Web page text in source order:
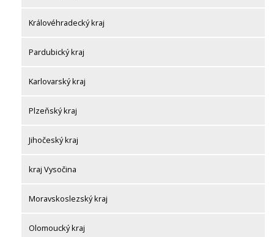
Královéhradecký kraj
Pardubický kraj
Karlovarský kraj
Plzeňský kraj
Jihočeský kraj
kraj Vysočina
Moravskoslezský kraj
Olomoucký kraj